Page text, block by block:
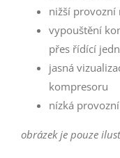
nižší
vypouštění
přes řídící
jasná
kompresoru
nízká
obrázek je pouze